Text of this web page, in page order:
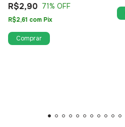
R$2,90 71% OFF
R$2,61 com Pix
Comprar